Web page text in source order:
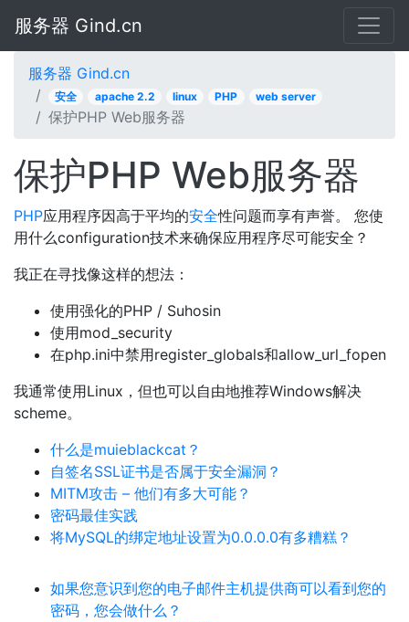
服务器 Gind.cn
服务器 Gind.cn
安全 apache 2.2 linux PHP web server
保护PHP Web服务器
保护PHP Web服务器
PHP应用程序因高于平均的安全性问题而享有声誉。 您使
用什么configuration技术来确保应用程序尽可能安全？
我正在寻找像这样的想法：
使用强化的PHP / Suhosin
使用mod_security
在php.ini中禁用register_globals和allow_url_fopen
我通常使用Linux，但也可以自由地推荐Windows解决
scheme。
什么是muieblackcat？
自签名SSL证书是否属于安全漏洞？
MITM攻击 – 他们有多大可能？
密码最佳实践
将MySQL的绑定地址设置为0.0.0.0有多糟糕？
如果您意识到您的电子邮件主机提供商可以看到您的
密码，您会做什么？